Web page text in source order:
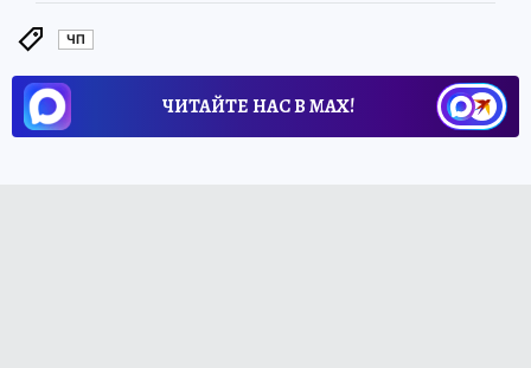
ЧП
ЧИТАЙТЕ НАС В МАХ!